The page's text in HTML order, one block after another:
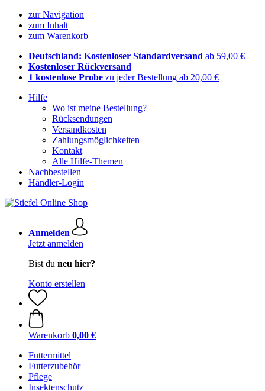
zur Navigation
zum Inhalt
zum Warenkorb
Deutschland: Kostenloser Standardversand ab 59,00 €
Kostenloser Rückversand
1 kostenlose Probe zu jeder Bestellung ab 20,00 €
Hilfe
Wo ist meine Bestellung?
Rücksendungen
Versandkosten
Zahlungsmöglichkeiten
Kontakt
Alle Hilfe-Themen
Nachbestellen
Händler-Login
Anmelden
Jetzt anmelden
Bist du neu hier?
Konto erstellen
Warenkorb 0,00 €
Futtermittel
Futterzubehör
Pflege
Insektenschutz